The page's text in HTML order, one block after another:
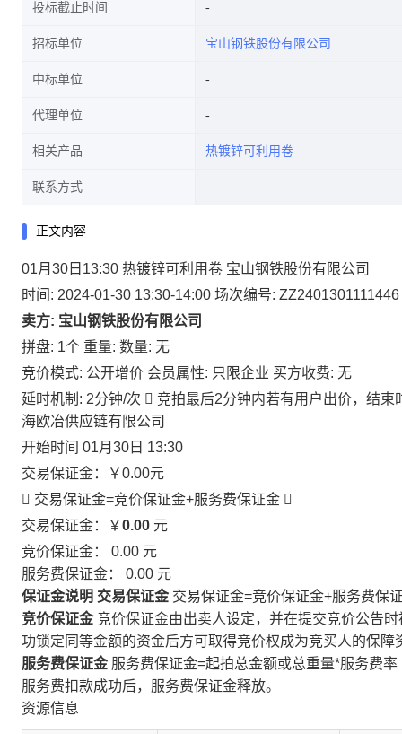
投标截止时间
招标单位 宝山钢铁股份有限公司
中标单位
代理单位
相关产品 热镀锌可利用卷
联系方式
正文内容
01月30日13:30 热镀锌可利用卷 宝山钢铁股份有限公司
时间: 2024-01-30 13:30-14:00 场次编号: ZZ2401301111446
卖方: 宝山钢铁股份有限公司
拼盘: 1个 重量: 数量: 无
竞价模式: 公开增价 会员属性: 只限企业 买方收费: 无
延时机制: 2分钟/次  竞拍最后2分钟内若有用户出价，结
海欧冶供应链有限公司
开始时间 01月30日 13:30
交易保证金：
￥0.00元
 交易保证金=竞价保证金+服务费保证金 
交易保证金：￥0.00 元
竞价保证金： 0.00 元
服务费保证金： 0.00 元
保证金说明 交易保证金 交易保证金=竞价保证金+服务费保
竞价保证金 竞价保证金由出卖人设定，并在提交竞价公告
功锁定同等金额的资金后方可取得竞价权成为竞买人的保障
服务费保证金 服务费保证金=起拍总金额或总重量*服务费率
服务费扣款成功后，服务费保证金释放。
资源信息